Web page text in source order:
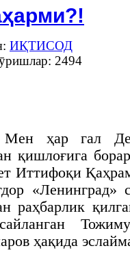
ИҚТИСОД
2494
Мен ҳар гал
қишлоғига
Иттифоқи
«Ленинград»
раҳбарлик
ҳақида